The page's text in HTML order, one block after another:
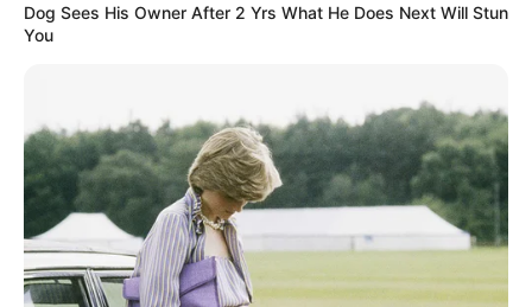
Dog Sees His Owner After 2 Yrs What He Does Next Will Stun
You